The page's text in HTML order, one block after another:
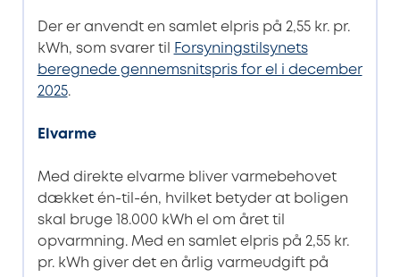
Der er anvendt en samlet elpris på 2,55 kr. pr.
kWh, som svarer til
Forsyningstilsynets
beregnede gennemsnitspris for el i december
2025.
Elvarme
Med direkte elvarme bliver varmebehovet
dækket én-til-én, hvilket betyder at boligen
skal bruge 18.000 kWh el om året til
opvarmning. Med en samlet elpris på 2,55 kr.
pr. kWh giver det en årlig varmeudgift på